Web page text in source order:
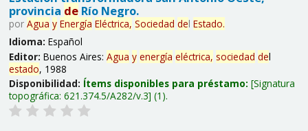
provincia deRío Negro.
por Agua y Energía Eléctrica, Sociedad del Estado.
Idioma: Español
Editor: Buenos Aires: Agua y energía eléctrica, sociedad del
estado, 1988
Disponibilidad: Ítems disponibles para préstamo: Signatura
topográfica: 621.374.5/A282/v.3 (1).